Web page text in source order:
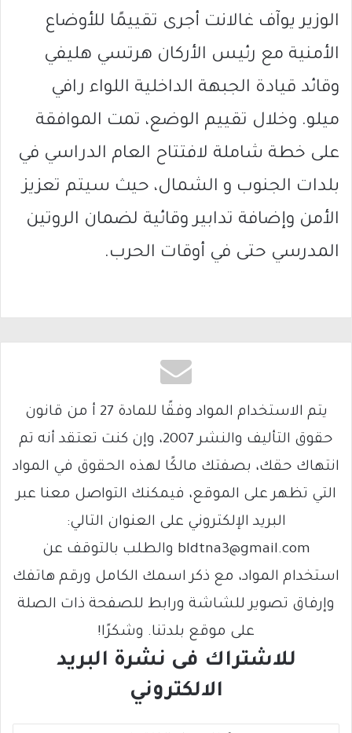
الوزير يوآف غالانت أجرى تقييمًا للأوضاع
الأمنية مع رئيس الأركان هرتسي هليفي
وقائد قيادة الجبهة الداخلية اللواء رافي
ميلو. وخلال تقييم الوضع، تمت الموافقة
على خطة شاملة لافتتاح العام الدراسي في
بلدات الجنوب و الشمال، حيث سيتم تعزيز
الأمن وإضافة تدابير وقائية لضمان الروتين
المدرسي حتى في أوقات الحرب.
يتم الاستخدام المواد وفقًا للمادة 27 أ من قانون
حقوق التأليف والنشر 2007، وإن كنت تعتقد أنه تم
انتهاك حقك، بصفتك مالكًا لهذه الحقوق في المواد
التي تظهر على الموقع، فيمكنك التواصل معنا عبر
البريد الإلكتروني على العنوان التالي:
bldtna3@gmail.com والطلب بالتوقف عن
استخدام المواد، مع ذكر اسمك الكامل ورقم هاتفك
وإرفاق تصوير للشاشة ورابط للصفحة ذات الصلة
على موقع بلدتنا. وشكرًا!
للاشتراك فى نشرة البريد
الالكتروني